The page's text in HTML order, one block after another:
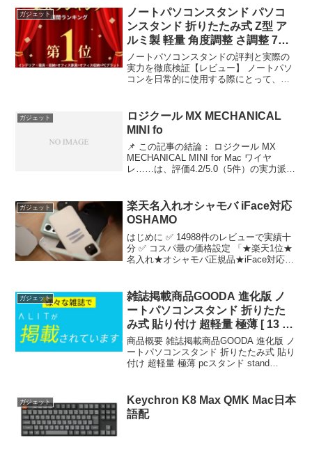
ガジェット
ノートパソコンスタンド パソコ
ンスタンド 折りたたみ式 Z型 ア
ルミ製 軽量 角度調整 さ調整 7段
階 7+9
ノートパソコンスタンドの評判と実際の
実力を徹底検証【レビュー】 ノートパソ
コンを日常的に使用する際にとって、長
精疲労といったデスクワーク特有のトラ
ブルを回避するために、...
ガジェット
ロジクール MX MECHANICAL
MINI fo
📌 この記事の結論： ロジクール MX
MECHANICAL MINI for Mac ワイヤ
レ……は、評価4.2/5.0（5件）の実力派。
MECHANICAL MIN...
ガジェット
楽天名入れオシャモバ iFace対応
OSHAMO
はじめに ✅ 14988件のレビューで実績十
分 ✅ コスパ最の価格設定 「★楽天1位★
名入れ★オシャモバ正規品★iFace対応
ク 🛒 Amazonでチェック 🛒 Y...
ガジェット
雑誌掲載商品GOODA 進化版 ノ
ートパソコンスタンド 折りたた
み式 貼り付け 超軽量 極薄 [ 13 −
1
商品概要 雑誌掲載商品GOODA 進化版 ノ
ートパソコンスタンド 折りたたみ式 貼り
付け 超軽量 極薄 pcスタンド stand
載商品GOODA ...
ガジェット
Keychron K8 Max QMK Mac日本
語配